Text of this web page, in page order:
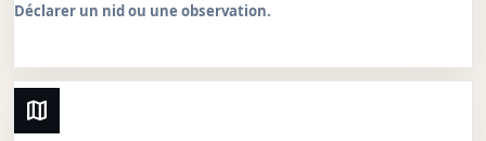
Déclarer un nid ou une observation.
map